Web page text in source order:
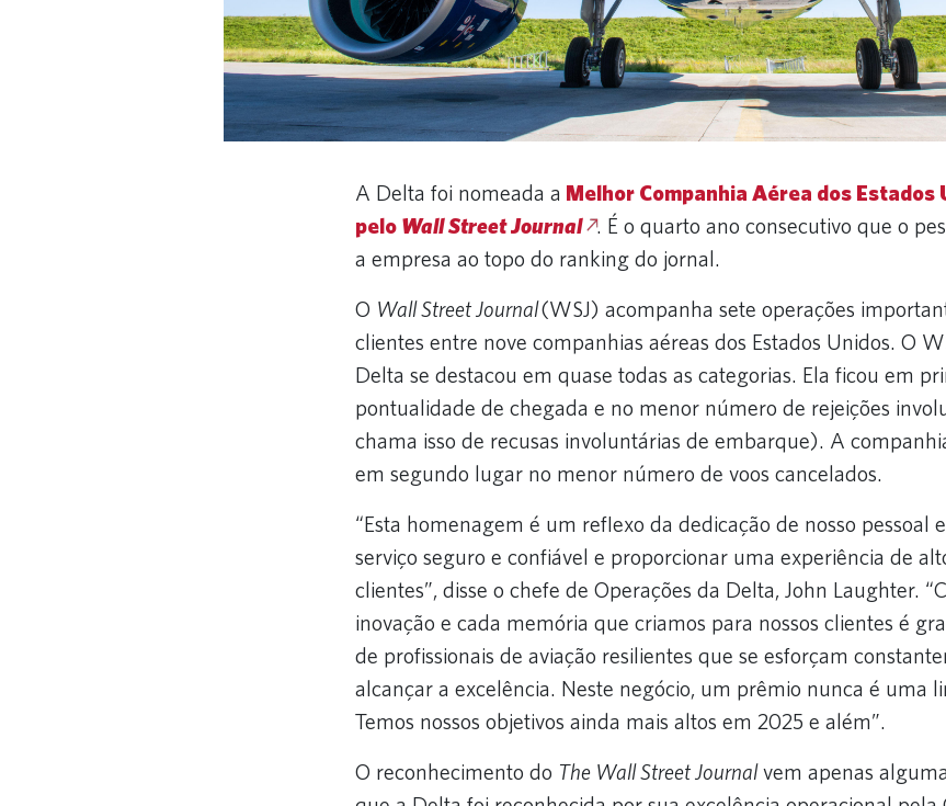
A Delta foi nomeada a Melhor Companhia Aérea dos Estados
pelo Wall Street Journal . É o quarto ano consecutivo que o
a empresa ao topo do ranking do jornal.
O Wall Street Journal(WSJ) acompanha sete operações
clientes entre nove companhias aéreas dos Estados Unidos. O
Delta se destacou em quase todas as categorias. Ela ficou em
pontualidade de chegada e no menor número de rejeições
chama isso de recusas involuntárias de embarque). A
em segundo lugar no menor número de voos cancelados.
“Esta homenagem é um reflexo da dedicação de nosso pessoal
serviço seguro e confiável e proporcionar uma experiência de
clientes”, disse o chefe de Operações da Delta, John Laughter.
inovação e cada memória que criamos para nossos clientes é
de profissionais de aviação resilientes que se esforçam
alcançar a excelência. Neste negócio, um prêmio nunca é uma
Temos nossos objetivos ainda mais altos em 2025 e além”.
O reconhecimento do The Wall Street Journalvem apenas